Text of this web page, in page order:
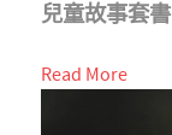
兒童故事套書
Read More